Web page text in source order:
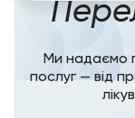
Ми надаємо
послуг — від